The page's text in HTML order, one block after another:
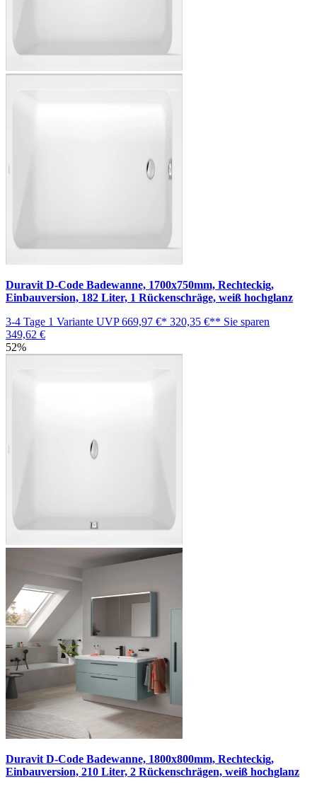
Duravit D-Code Badewanne, 1700x750mm, Rechteckig,
Einbauversion, 182 Liter, 1 Rückenschräge, weiß hochglanz
3-4 Tage 1 Variante UVP669,97 €* 320,35 €** Sie sparen
349,62 €
52%
Duravit D-Code Badewanne, 1800x800mm, Rechteckig,
Einbauversion, 210 Liter, 2 Rückenschrägen, weiß hochglanz